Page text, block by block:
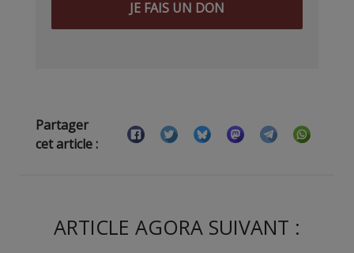
JE FAIS UN DON
Partager
cet article :
ARTICLE AGORA SUIVANT :